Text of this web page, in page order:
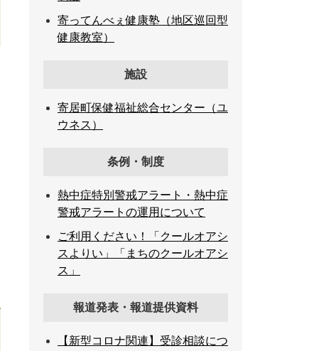
寄ってんべぇ健康塾（地区巡回型
健康教室）
施設
寄居町保健福祉総合センター（ユ
ウネス）
条例・制度
熱中症特別警戒アラート・熱中症
警戒アラートの運用について
ご利用ください！「クールオアシ
スよりい」「まちのクールオアシ
ス」
報道発表・報道提供資料
【新型コロナ関連】受診相談につ